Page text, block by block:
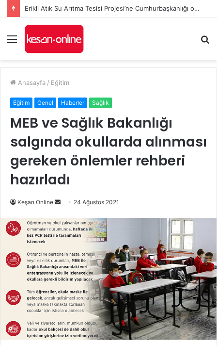
Erikli Atık Su Arıtma Tesisi Projesi’ne Cumhurbaşkanlığı onayı
Menü
...
Anasayfa / Eğitim
Eğitim Genel Haberler Sağlık
MEB ve Sağlık Bakanlığı
salgında okullarda alınması
gereken önlemler rehberi
hazırladı
Keşan Online
Bir
posta
göndermek
24 Ağustos 2021